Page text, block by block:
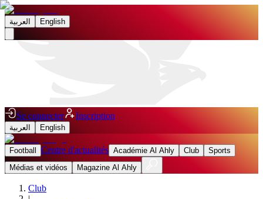
العربية English
Se connecter Inscription
العربية English
Football Centre d'actualités Académie Al Ahly Club
Sports
Médias et vidéos
Magazine Al Ahly
Club